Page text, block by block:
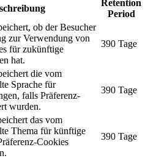
Retention
Period
ob der Besucher
zur Verwendung von
für zukünftige
hat.
390 Tage
die vom
Sprache für
falls Präferenz-
wurden.
390 Tage
das vom
Thema für künftige
Cookies
390 Tage